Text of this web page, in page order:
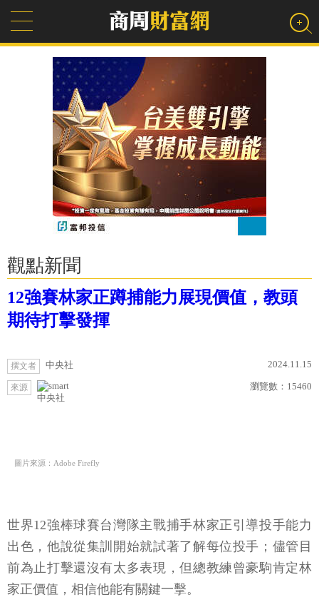
觀點新聞
12強賽林家正蹲捕能力展現價值，教頭
期待打擊發揮
撰文者 中央社 2024.11.15
來源
中央社
瀏覽數： 15460
圖片來源：Adobe Firefly
世界12強棒球賽台灣隊主戰捕手林家正引導投手能力
出色，他說從集訓開始就試著了解每位投手；儘管目
前為止打擊還沒有太多表現，但總教練曾豪駒肯定林
家正價值，相信他能有關鍵一擊。